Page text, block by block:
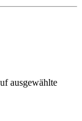
ausgewählte